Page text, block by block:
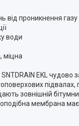
від проникнення
води
міцна
EKL чудово
підвалах,
зовнішній
мембрана має